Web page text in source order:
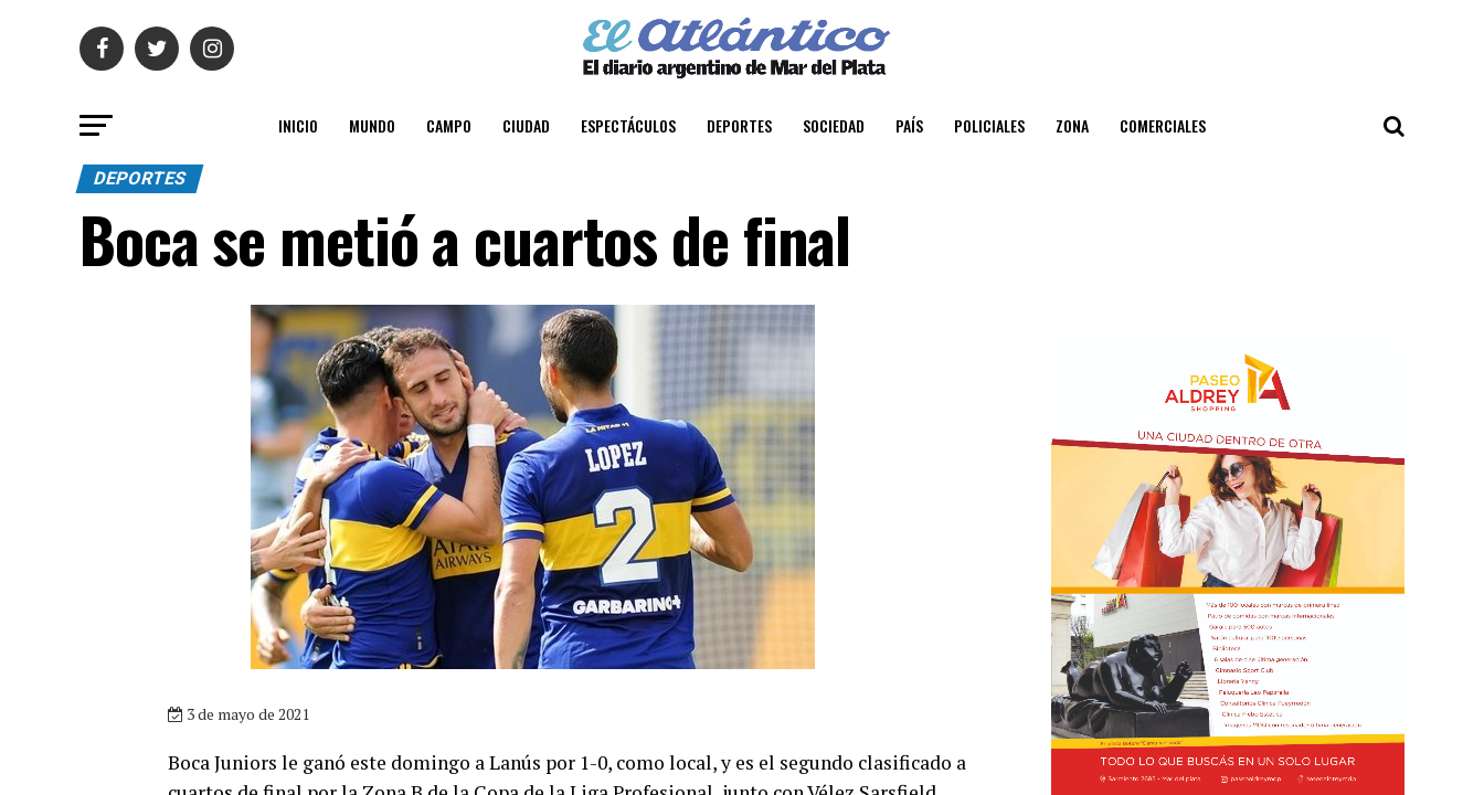
INICIO MUNDO CAMPO CIUDAD ESPECTÁCULOS DEPORTES SOCIEDAD PAÍS POLICIALES ZONA COMERCIALES
DEPORTES
Boca se metió a cuartos de final
3 de mayo de 2021
Boca Juniors le ganó este domingo a Lanús por 1-0, como local, y es el segundo clasificado a